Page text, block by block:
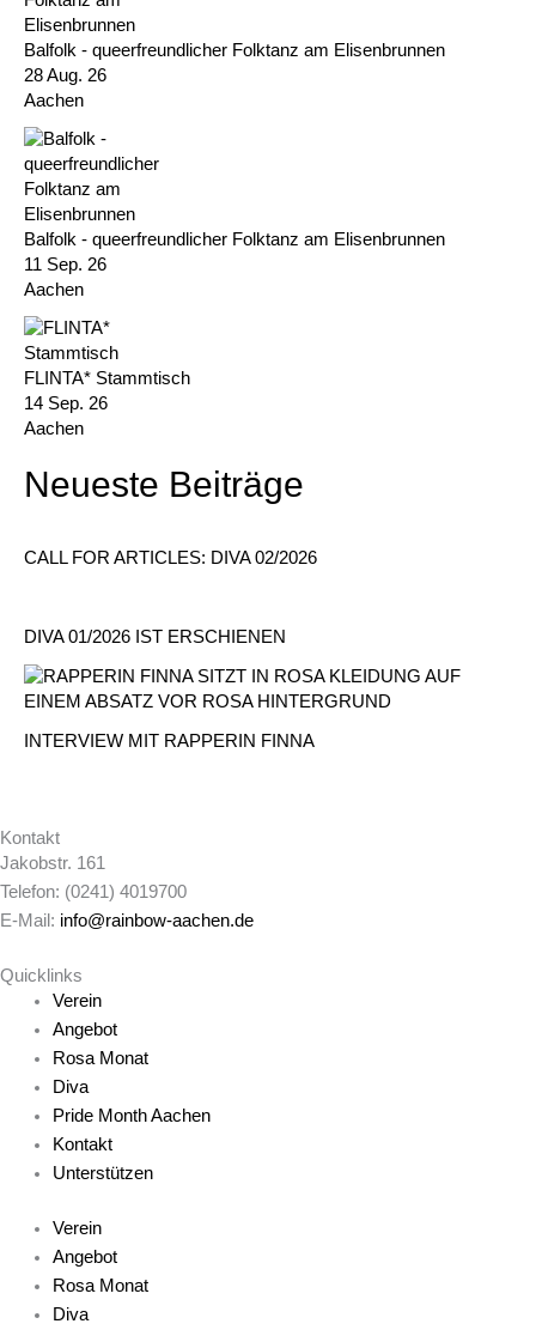
Balfolk - queerfreundlicher Folktanz am Elisenbrunnen
28 Aug. 26
Aachen
Balfolk - queerfreundlicher Folktanz am Elisenbrunnen
11 Sep. 26
Aachen
FLINTA* Stammtisch
14 Sep. 26
Aachen
Neueste Beiträge
CALL FOR ARTICLES: DIVA 02/2026
DIVA 01/2026 IST ERSCHIENEN
INTERVIEW MIT RAPPERIN FINNA
Kontakt
Jakobstr. 161
Telefon: (0241) 4019700
E-Mail: info@rainbow-aachen.de
Quicklinks
Verein
Angebot
Rosa Monat
Diva
Pride Month Aachen
Kontakt
Unterstützen
Verein
Angebot
Rosa Monat
Diva